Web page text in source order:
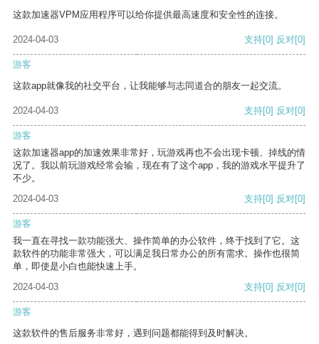
这款加速器VPM应用程序可以给你提供最高速度和安全性的连接。
2024-04-03 支持[0] 反对[0]
游客
这款app就像我的社交平台，让我能够与志同道合的朋友一起交流。
2024-04-03 支持[0] 反对[0]
游客
这款加速器app的加速效果非常好，玩游戏再也不会出现卡顿、掉线的情
况了。我以前玩游戏经常会输，现在有了这个app，我的游戏水平提升了
不少。
2024-04-03
支持[0] 反对[0]
游客
我一直在寻找一款功能强大、操作简单的办公软件，终于找到了它。这
款软件的功能非常强大，可以满足我日常办公的所有需求。操作也很简
单，即使是小白也能快速上手。
2024-04-03
支持[0] 反对[0]
游客
这款软件的售后服务非常好，遇到问题都能得到及时解决。